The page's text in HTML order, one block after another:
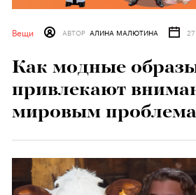
Вещи АВТОР АЛИНА МАЛЮТИНА
Как модные
привлекают
мировым